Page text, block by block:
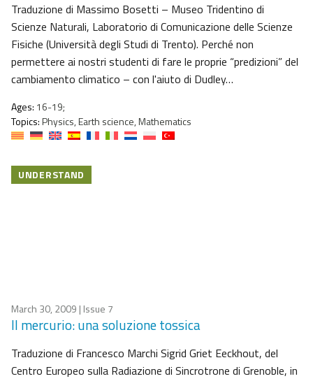
Traduzione di Massimo Bosetti – Museo Tridentino di
Scienze Naturali, Laboratorio di Comunicazione delle Scienze
Fisiche (Università degli Studi di Trento). Perché non
permettere ai nostri studenti di fare le proprie “predizioni” del
cambiamento climatico – con l'aiuto di Dudley…
Ages: 16-19;
Topics:Physics, Earth science, Mathematics
UNDERSTAND
March 30, 2009 | Issue 7
Il mercurio: una soluzione tossica
Traduzione di Francesco Marchi Sigrid Griet Eeckhout, del
Centro Europeo sulla Radiazione di Sincrotrone di Grenoble, in